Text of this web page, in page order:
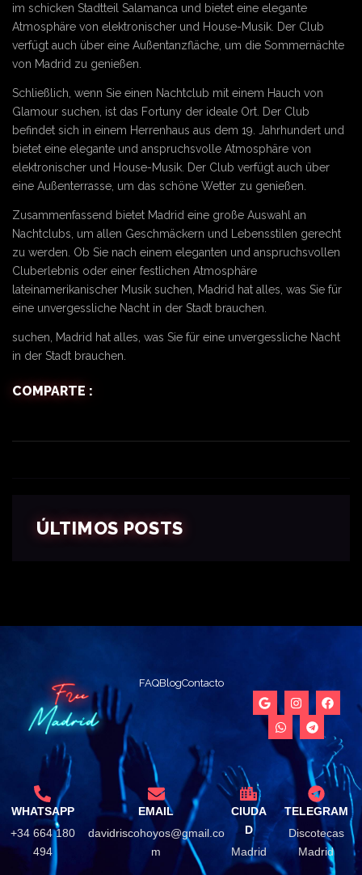
im schicken Stadtteil Salamanca und bietet eine elegante
Atmosphäre von elektronischer und House-Musik. Der Club
verfügt auch über eine Außentanzfläche, um die Sommernächte
von Madrid zu genießen.
Schließlich, wenn Sie einen Nachtclub mit einem Hauch von
Glamour suchen, ist das Fortuny der ideale Ort. Der Club
befindet sich in einem Herrenhaus aus dem 19. Jahrhundert und
bietet eine elegante und anspruchsvolle Atmosphäre von
elektronischer und House-Musik. Der Club verfügt auch über
eine Außenterrasse, um das schöne Wetter zu genießen.
Zusammenfassend bietet Madrid eine große Auswahl an
Nachtclubs, um allen Geschmäckern und Lebensstilen gerecht
zu werden. Ob Sie nach einem eleganten und anspruchsvollen
Cluberlebnis oder einer festlichen Atmosphäre
lateinamerikanischer Musik suchen, Madrid hat alles, was Sie für
eine unvergessliche Nacht in der Stadt brauchen.
suchen, Madrid hat alles, was Sie für eine unvergessliche Nacht
in der Stadt brauchen.
COMPARTE :
ÚLTIMOS POSTS
FAQBlogContacto
WHATSAPP
+34 664 180
494
EMAIL
davidriscohoyos@gmail.co
m
CIUDA
D
Madrid
TELEGRAM
Discotecas
Madrid